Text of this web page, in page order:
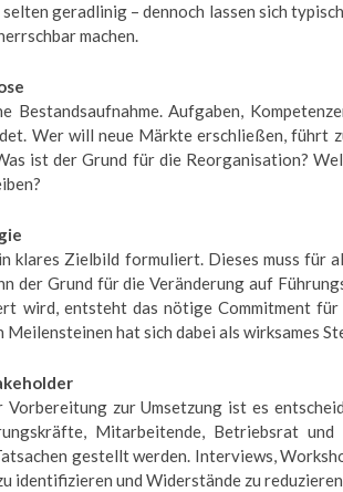
geradlinig – dennoch lassen sich
machen.
Bestandsaufnahme. Aufgaben,
Wer will neue Märkte erschließen, führt
ist der Grund für die Reorganisation?
klares Zielbild formuliert. Dieses muss für
der Grund für die Veränderung auf
wird, entsteht das nötige Commitment
hat sich dabei als wirksames
zur Umsetzung ist es
Mitarbeitende, Betriebsrat
gestellt werden. Interviews,
identifizieren und Widerstände zu